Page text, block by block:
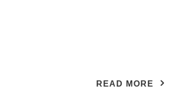
READ MORE